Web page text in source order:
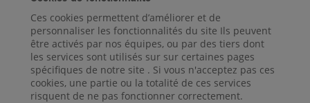
Ces cookies permettent d’améliorer et de
personnaliser les fonctionnalités du site Ils peuvent
être activés par nos équipes, ou par des tiers dont
les services sont utilisés sur sur certaines pages
spécifiques de notre site . Si vous n'acceptez pas ces
cookies, une partie ou la totalité de ces services
risquent de ne pas fonctionner correctement.